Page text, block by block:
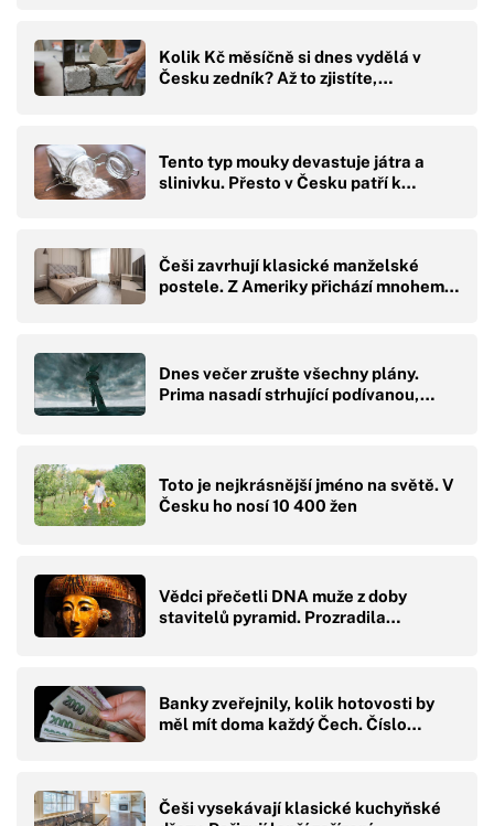
Kolik Kč měsíčně si dnes vydělá v
Česku zedník? Až to zjistíte,…
Tento typ mouky devastuje játra a
slinivku. Přesto v Česku patří k…
Češi zavrhují klasické manželské
postele. Z Ameriky přichází mnohem…
Dnes večer zrušte všechny plány.
Prima nasadí strhující podívanou,…
Toto je nejkrásnější jméno na světě. V
Česku ho nosí 10 400 žen
Vědci přečetli DNA muže z doby
stavitelů pyramid. Prozradila…
Banky zveřejnily, kolik hotovosti by
měl mít doma každý Čech. Číslo…
Češi vysekávají klasické kuchyňské